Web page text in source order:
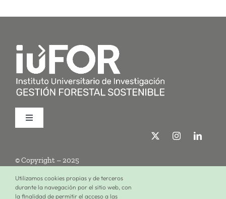
Toggle
Investigación
© Copyright – 2025
Utilizamos cookies propias y de terceros
durante la navegación por el sitio web, con
la finalidad de permitir el acceso a las